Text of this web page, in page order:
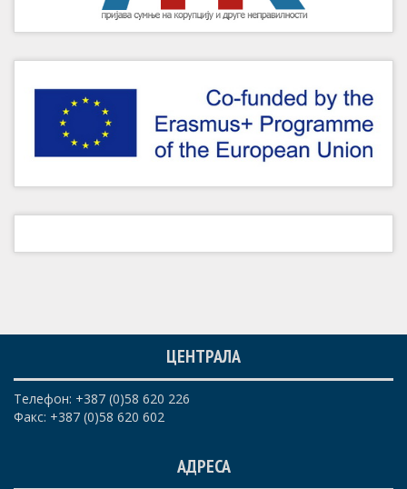
ЦЕНТРАЛА
Телефон: +387 (0)58 620 226
Факс: +387 (0)58 620 602
АДРЕСА